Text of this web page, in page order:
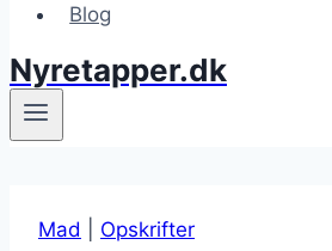
Blog
Nyretapper.dk
Mad Opskrifter